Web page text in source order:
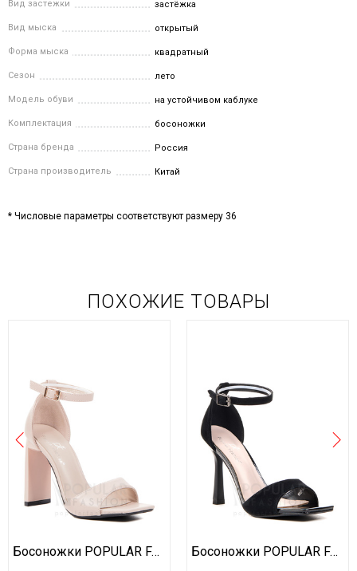
Вид застежки застёжка
Вид мыска открытый
Форма мыска квадратный
Сезон лето
Модель обуви на устойчивом каблуке
Комплектация босоножки
Страна бренда Россия
Страна производитель Китай
* Числовые параметры соответствуют размеру 36
ПОХОЖИЕ ТОВАРЫ
Босоножки POPULAR FASHION Босоножки POPULAR FASHION